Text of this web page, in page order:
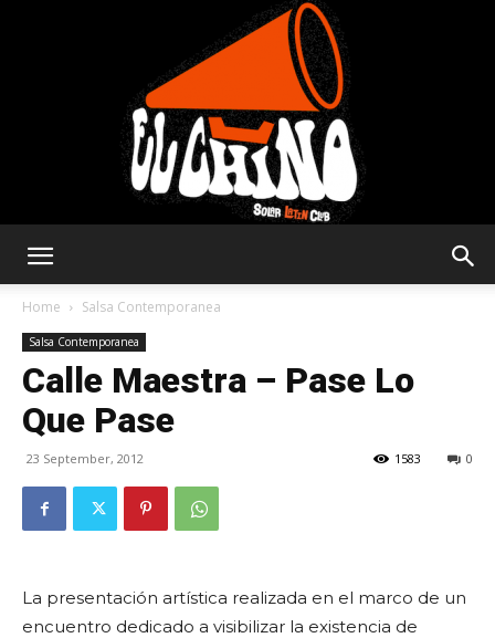
Home Salsa Contemporanea
Salsa Contemporanea
Calle Maestra – Pase Lo
Que Pase
23 September, 2012 0
1583
La presentación artística realizada en el marco de un
encuentro dedicado a visibilizar la existencia de